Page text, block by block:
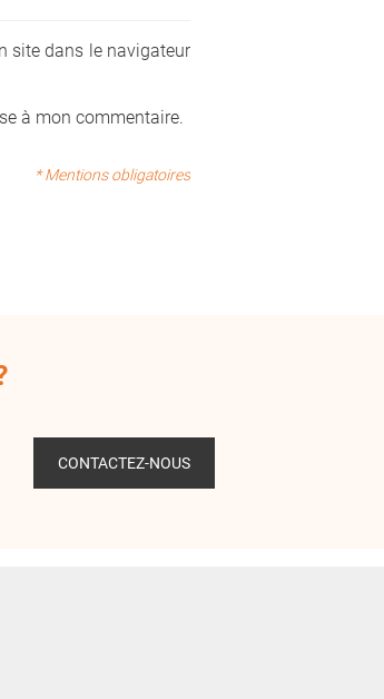
site dans le navigateur
à mon commentaire.
* Mentions obligatoires
CONTACTEZ-NOUS